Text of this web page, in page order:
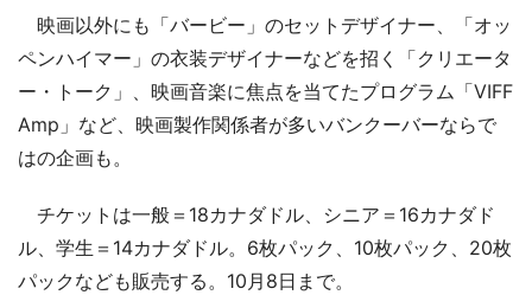
映画以外にも「バービー」のセットデザイナー、「オッ
ペンハイマー」の衣装デザイナーなどを招く「クリエータ
ー・トーク」、映画音楽に焦点を当てたプログラム「VIFF
Amp」など、映画製作関係者が多いバンクーバーならで
はの企画も。
チケットは一般＝18カナダドル、シニア＝16カナダド
ル、学生＝14カナダドル。6枚パック、10枚パック、20枚
パックなども販売する。10月8日まで。